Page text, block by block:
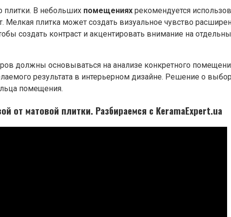
В небольших помещениях рекомендуется
Мелкая плитка может создать визуальное чувство
создать контраст и акцентировать внимание на
должны основываться на анализе конкретного
результата в интерьерном дизайне. Решение о
помещения.
от матовой плитки. Разбираемся с KeramaExpert.ua